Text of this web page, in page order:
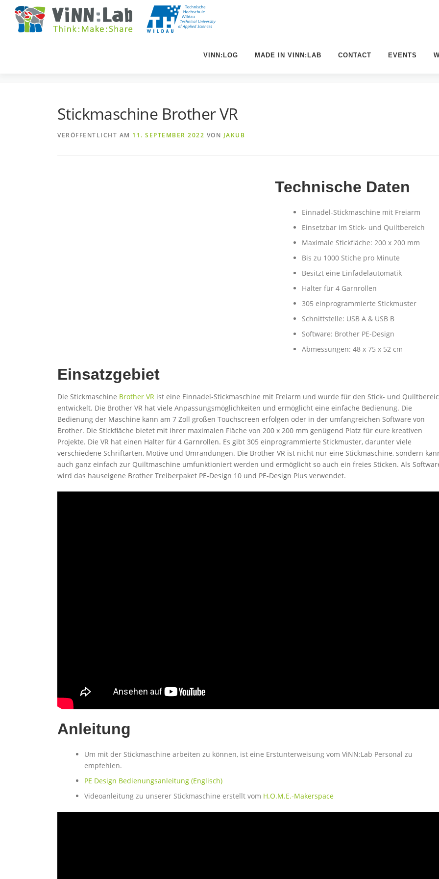
Inhalt
springen
VINN:LOG MADE IN VINN:LAB CONTACT EVENTS
STICKMASCHINE BROTHER VR
Stickmaschine Brother VR
VERÖFFENTLICHT AM 11. SEPTEMBER 2022 VON JAKUB
Technische Daten
Einnadel-Stickmaschine mit Freiarm
Einsetzbar im Stick- und Quiltbereich
Maximale Stickfläche: 200 x 200 mm
Bis zu 1000 Stiche pro Minute
Besitzt eine Einfädelautomatik
Halter für 4 Garnrollen
305 einprogrammierte Stickmuster
Schnittstelle: USB A & USB B
Software: Brother PE-Design
Abmessungen: 48 x 75 x 52 cm
Einsatzgebiet
Die Stickmaschine Brother VR ist eine Einnadel-Stickmaschine mit Freiarm und wurde für den Stick- und
entwickelt. Die Brother VR hat viele Anpassungsmöglichkeiten und ermöglicht eine einfache Bedienung. Die
Bedienung der Maschine kann am 7 Zoll großen Touchscreen erfolgen oder in der umfangreichen Software von
Brother. Die Stickfläche bietet mit ihrer maximalen Fläche von 200 x 200 mm genügend Platz für eure kreativen
Projekte. Die VR hat einen Halter für 4 Garnrollen. Es gibt 305 einprogrammierte Stickmuster, darunter viele
verschiedene Schriftarten, Motive und Umrandungen. Die Brother VR ist nicht nur eine Stickmaschine, sondern
auch ganz einfach zur Quiltmaschine umfunktioniert werden und ermöglicht so auch ein freies Sticken. Als
wird das hauseigene Brother Treiberpaket PE-Design 10 und PE-Design Plus verwendet.
Anleitung
Um mit der Stickmaschine arbeiten zu können, ist eine Erstunterweisung vom ViNN:Lab Personal zu
empfehlen.
PE Design Bedienungsanleitung (Englisch)
Videoanleitung zu unserer Stickmaschine erstellt vom H.O.M.E.-Makerspace